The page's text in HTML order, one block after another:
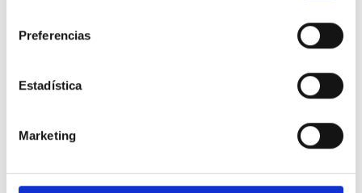
Preferencias
Estadística
Marketing